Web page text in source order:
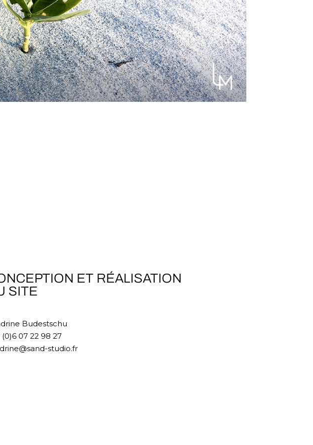
ET RÉALISATION
SITE
Budestschu
(0)6 07 22 98 27
studio.fr